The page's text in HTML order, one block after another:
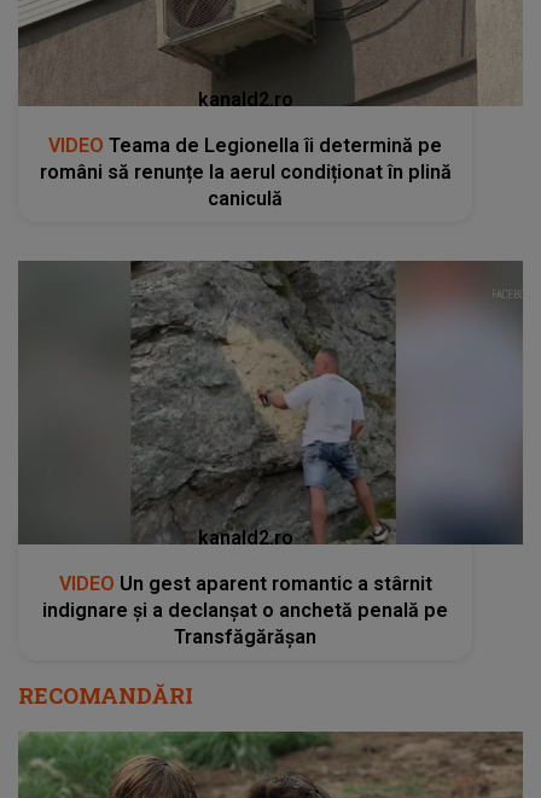
kanald2.ro
VIDEO Teama de Legionella îi determină pe
români să renunțe la aerul condiționat în plină
caniculă
kanald2.ro
VIDEO Un gest aparent romantic a stârnit
indignare și a declanșat o anchetă penală pe
Transfăgărășan
RECOMANDĂRI